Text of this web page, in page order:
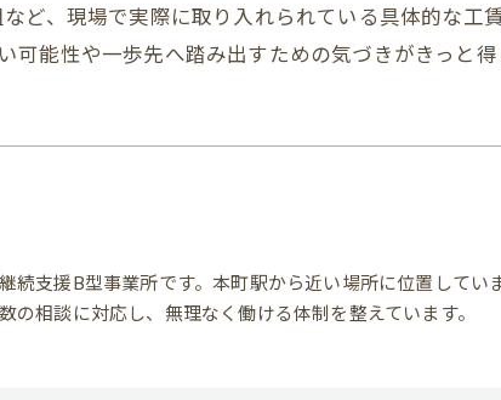
ど、現場で実際に取り入れられている具体的な工
能性や一歩先へ踏み出すための気づきがきっと得
続支援B型事業所です。本町駅から近い場所に位置してい
の相談に対応し、無理なく働ける体制を整えています。